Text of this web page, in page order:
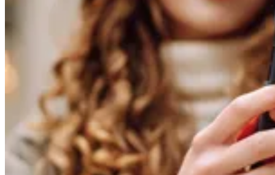
ISO 27001
NIST
SOC 2
Angebot anfordern